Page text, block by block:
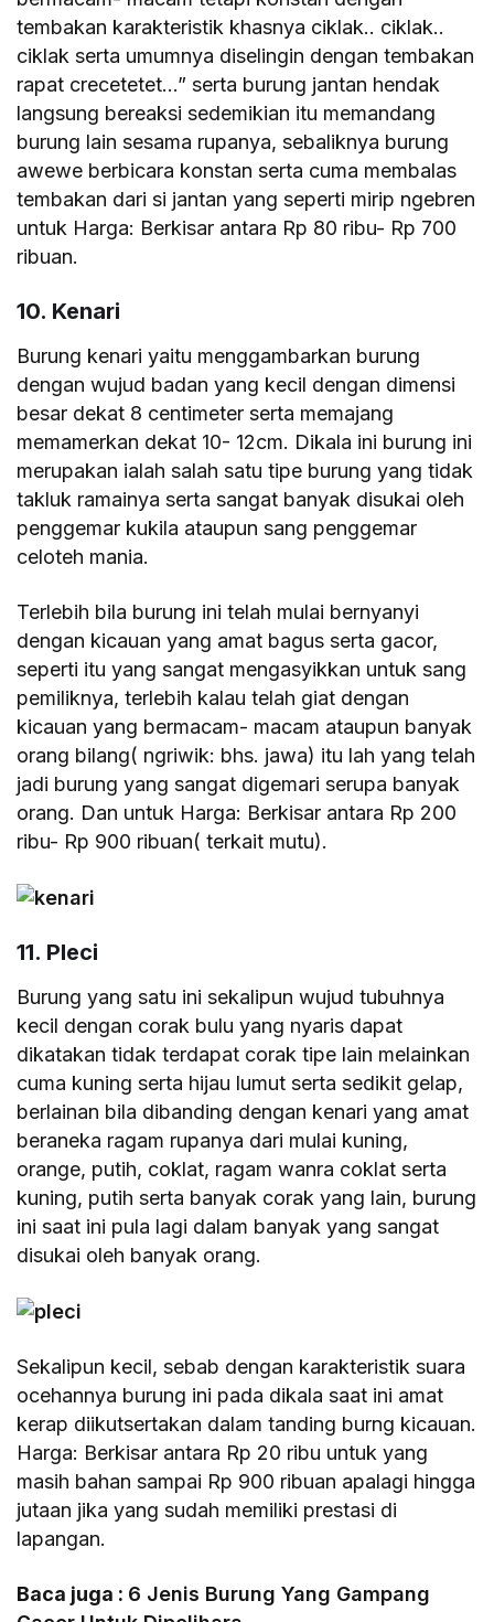
tembakan karakteristik khasnya ciklak.. ciklak..
ciklak serta umumnya diselingin dengan tembakan
rapat crecetetet…” serta burung jantan hendak
langsung bereaksi sedemikian itu memandang
burung lain sesama rupanya, sebaliknya burung
awewe berbicara konstan serta cuma membalas
tembakan dari si jantan yang seperti mirip ngebren
untuk Harga: Berkisar antara Rp 80 ribu- Rp 700
ribuan.
10. Kenari
Burung kenari yaitu menggambarkan burung
dengan wujud badan yang kecil dengan dimensi
besar dekat 8 centimeter serta memajang
memamerkan dekat 10- 12cm. Dikala ini burung ini
merupakan ialah salah satu tipe burung yang tidak
takluk ramainya serta sangat banyak disukai oleh
penggemar kukila ataupun sang penggemar
celoteh mania.
Terlebih bila burung ini telah mulai bernyanyi
dengan kicauan yang amat bagus serta gacor,
seperti itu yang sangat mengasyikkan untuk sang
pemiliknya, terlebih kalau telah giat dengan
kicauan yang bermacam- macam ataupun banyak
orang bilang( ngriwik: bhs. jawa) itu lah yang telah
jadi burung yang sangat digemari serupa banyak
orang. Dan untuk Harga: Berkisar antara Rp 200
ribu- Rp 900 ribuan( terkait mutu).
11. Pleci
Burung yang satu ini sekalipun wujud tubuhnya
kecil dengan corak bulu yang nyaris dapat
dikatakan tidak terdapat corak tipe lain melainkan
cuma kuning serta hijau lumut serta sedikit gelap,
berlainan bila dibanding dengan kenari yang amat
beraneka ragam rupanya dari mulai kuning,
orange, putih, coklat, ragam wanra coklat serta
kuning, putih serta banyak corak yang lain, burung
ini saat ini pula lagi dalam banyak yang sangat
disukai oleh banyak orang.
Sekalipun kecil, sebab dengan karakteristik suara
ocehannya burung ini pada dikala saat ini amat
kerap diikutsertakan dalam tanding burng kicauan.
Harga: Berkisar antara Rp 20 ribu untuk yang
masih bahan sampai Rp 900 ribuan apalagi hingga
jutaan jika yang sudah memiliki prestasi di
lapangan.
Baca juga : 6 Jenis Burung Yang Gampang